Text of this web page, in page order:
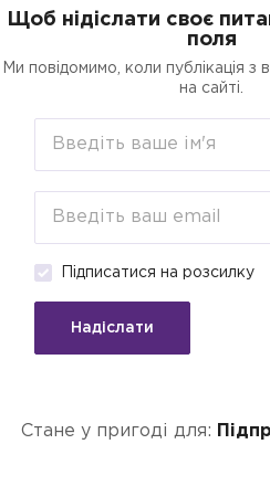
Стане у пригоді для:
Щоб нідіслати своє
поля
Ми повідомимо, коли публікація з
на сайті.
Підписатися на розсилку
Надіслати